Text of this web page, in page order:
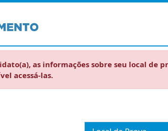
as informações sobre seu local
acessá-las.